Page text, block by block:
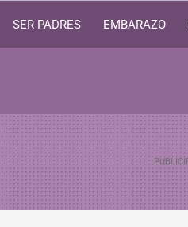
SER PADRES EMBARAZO